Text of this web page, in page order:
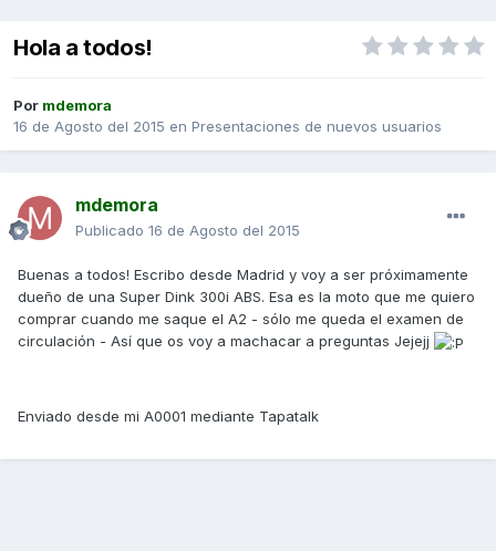
Hola a todos!
Por mdemora
16 de Agosto del 2015 en Presentaciones de nuevos usuarios
mdemora
Publicado 16 de Agosto del 2015
Buenas a todos! Escribo desde Madrid y voy a ser próximamente
dueño de una Super Dink 300i ABS. Esa es la moto que me quiero
comprar cuando me saque el A2 - sólo me queda el examen de
circulación - Así que os voy a machacar a preguntas Jejejj
Enviado desde mi A0001 mediante Tapatalk